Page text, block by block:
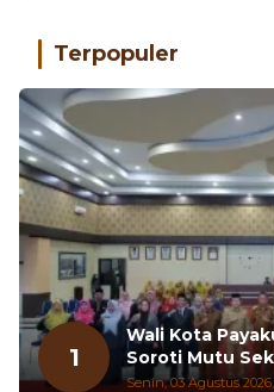
Terpopuler
1
Wali Kota
Soroti Mutu
RSUD
Senin, 03 Agustus